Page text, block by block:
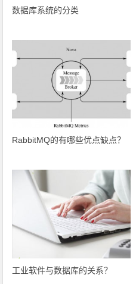
数据库系统的分类
RabbitMQ的有哪些优点缺点？
工业软件与数据库的关系？